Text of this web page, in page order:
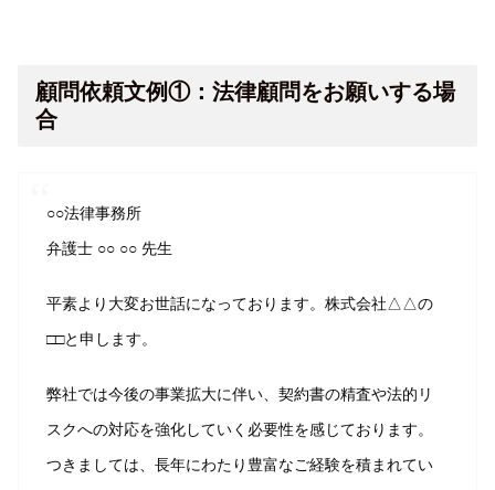
顧問依頼文例①：法律顧問をお願いする場
合
○○法律事務所
弁護士 ○○ ○○ 先生
平素より大変お世話になっております。株式会社△△の
□□と申します。
弊社では今後の事業拡大に伴い、契約書の精査や法的リ
スクへの対応を強化していく必要性を感じております。
つきましては、長年にわたり豊富なご経験を積まれてい